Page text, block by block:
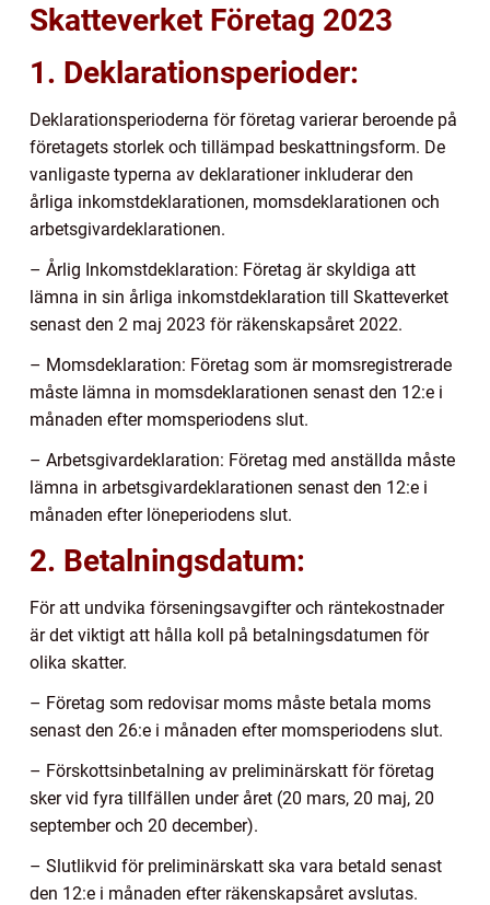
Skatteverket Företag 2023
1. Deklarationsperioder:
Deklarationsperioderna för företag varierar beroende på
företagets storlek och tillämpad beskattningsform. De
vanligaste typerna av deklarationer inkluderar den
årliga inkomstdeklarationen, momsdeklarationen och
arbetsgivardeklarationen.
– Årlig Inkomstdeklaration: Företag är skyldiga att
lämna in sin årliga inkomstdeklaration till Skatteverket
senast den 2 maj 2023 för räkenskapsåret 2022.
– Momsdeklaration: Företag som är momsregistrerade
måste lämna in momsdeklarationen senast den 12:e i
månaden efter momsperiodens slut.
– Arbetsgivardeklaration: Företag med anställda måste
lämna in arbetsgivardeklarationen senast den 12:e i
månaden efter löneperiodens slut.
2. Betalningsdatum:
För att undvika förseningsavgifter och räntekostnader
är det viktigt att hålla koll på betalningsdatumen för
olika skatter.
– Företag som redovisar moms måste betala moms
senast den 26:e i månaden efter momsperiodens slut.
– Förskottsinbetalning av preliminärskatt för företag
sker vid fyra tillfällen under året (20 mars, 20 maj, 20
september och 20 december).
– Slutlikvid för preliminärskatt ska vara betald senast
den 12:e i månaden efter räkenskapsåret avslutas.